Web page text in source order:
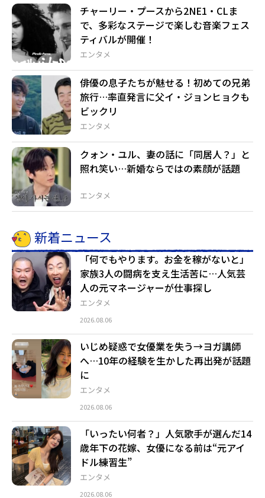
エンタメ
チャーリー・プースから2NE1・CLま
で、多彩なステージで楽しむ音楽フェス
ティバルが開催！
エンタメ
俳優の息子たちが魅せる！初めての兄弟
旅行…率直発言に父イ・ジョンヒョクも
ビックリ
エンタメ
クォン・ユル、妻の話に「同居人？」と
照れ笑い…新婚ならではの素顔が話題
新着ニュース
エンタメ
「何でもやります。お金を稼がないと」
家族3人の闘病を支え生活苦に…人気芸
人の元マネージャーが仕事探し
2026.08.06
エンタメ
いじめ疑惑で女優業を失う→ヨガ講師
へ…10年の経験を生かした再出発が話題
に
2026.08.06
エンタメ
「いったい何者？」人気歌手が選んだ14
歳年下の花嫁、女優になる前は“元アイ
ドル練習生”
2026.08.06